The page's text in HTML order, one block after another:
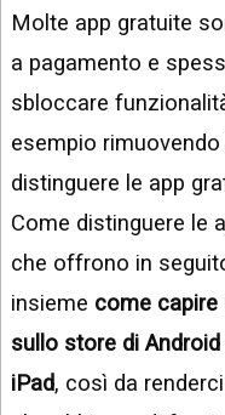
WINDOWS
STRUMENTI
Molte app gratuite
a pagamento e
sbloccare
esempio
distinguere le app
Come distinguere le
che offrono in
insieme come capire
sullo store di
iPad, così da